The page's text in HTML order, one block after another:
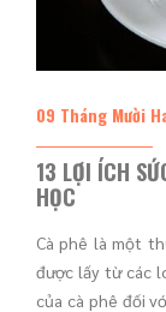
09 Tháng Mười
13 LỢI ÍCH
HỌC
Cà phê là một
được lấy từ các
của cà phê đối